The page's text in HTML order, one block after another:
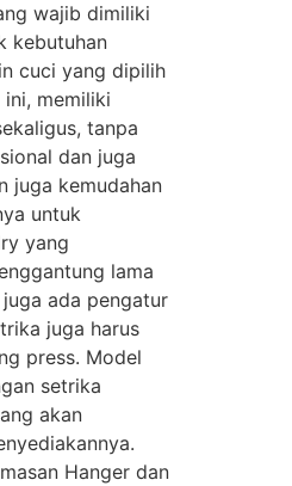
wajib dimiliki
kebutuhan
cuci yang dipilih
memiliki
tanpa
dan juga
juga kemudahan
untuk
yang
lama
ada pengatur
juga harus
press. Model
setrika
akan
Hanger dan